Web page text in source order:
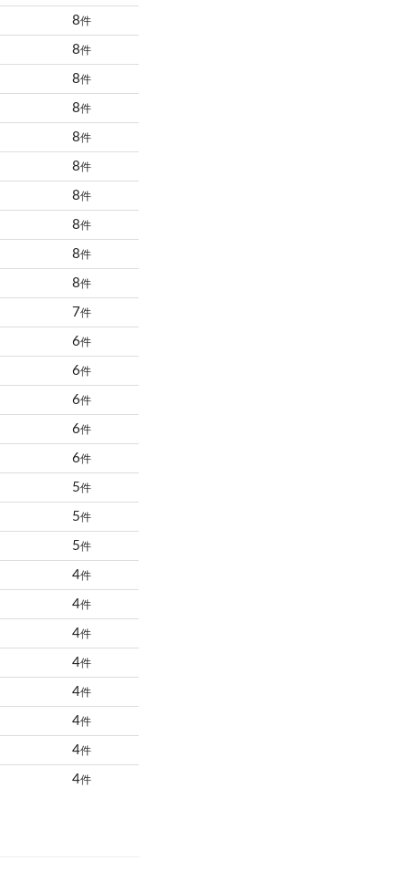
8件
8件
8件
8件
8件
8件
8件
8件
8件
8件
7件
6件
6件
6件
6件
6件
5件
5件
5件
4件
4件
4件
4件
4件
4件
4件
4件